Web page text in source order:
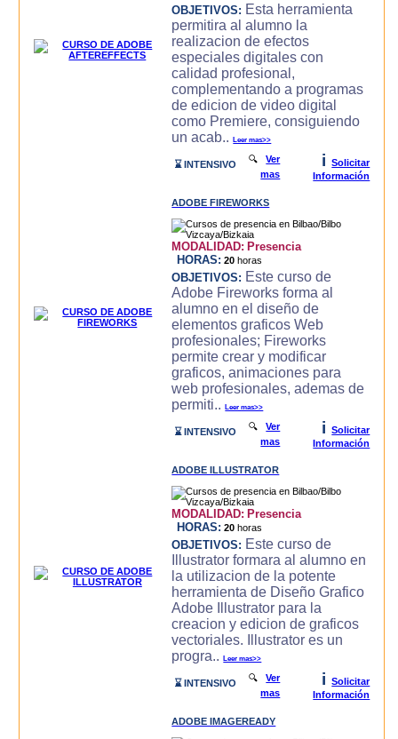
OBJETIVOS: Esta herramienta
permitira al alumno la
realizacion de efectos
especiales digitales con
calidad profesional,
complementando a programas
de edicion de video digital
como Premiere, consiguiendo
un acab..Leer mas>>
⌛ INTENSIVO 🔍Ver
mas
i
Solicitar
Información
ADOBE FIREWORKS
MODALIDAD: Presencia
HORAS: 20 horas
OBJETIVOS: Este curso de
Adobe Fireworks forma al
alumno en el diseño de
elementos graficos Web
profesionales; Fireworks
permite crear y modificar
graficos, animaciones para
web profesionales, ademas de
permiti..Leer mas>>
⌛ INTENSIVO 🔍Ver
mas
i
Solicitar
Información
ADOBE ILLUSTRATOR
MODALIDAD: Presencia
HORAS: 20 horas
OBJETIVOS: Este curso de
Illustrator formara al alumno en
la utilizacion de la potente
herramienta de Diseño Grafico
Adobe Illustrator para la
creacion y edicion de graficos
vectoriales. Illustrator es un
progra..Leer mas>>
⌛ INTENSIVO 🔍Ver
mas
i
Solicitar
Información
ADOBE IMAGEREADY